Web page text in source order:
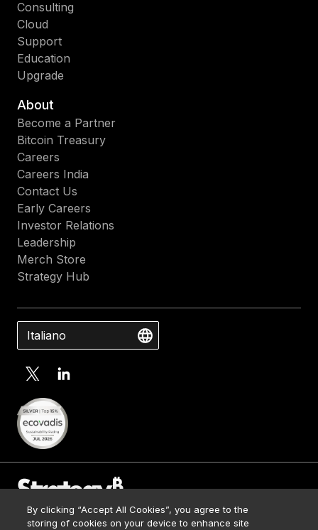
Consulting
Cloud
Support
Education
Upgrade
About
Become a Partner
Bitcoin Treasury
Careers
Careers India
Contact Us
Early Careers
Investor Relations
Leadership
Merch Store
Strategy Hub
Italiano
Contact Us
By clicking “Accept All Cookies”, you agree to the
storing of cookies on your device to enhance site